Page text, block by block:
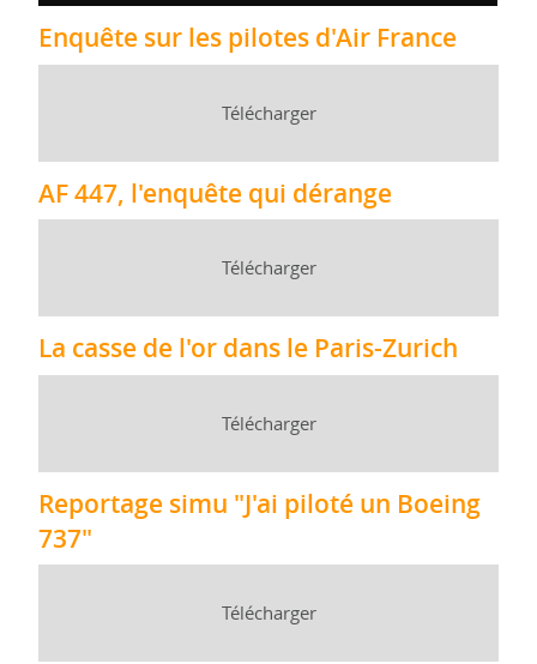
Enquête sur les pilotes d'Air France
Télécharger
AF 447, l'enquête qui dérange
Télécharger
La casse de l'or dans le Paris-Zurich
Télécharger
Reportage simu "J'ai piloté un Boeing
737"
Télécharger